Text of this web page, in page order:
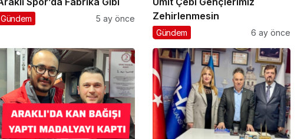
Gündem 5 ay önce
Zehirlenmesin
Gündem 6 ay önce